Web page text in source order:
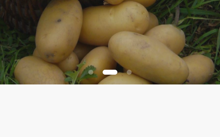
Découvrez la vente directe le
samedi matin à la ferme de 10 à
12H